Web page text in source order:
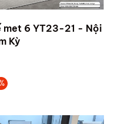
met 6 YT23-21 - Nội
Kỳ